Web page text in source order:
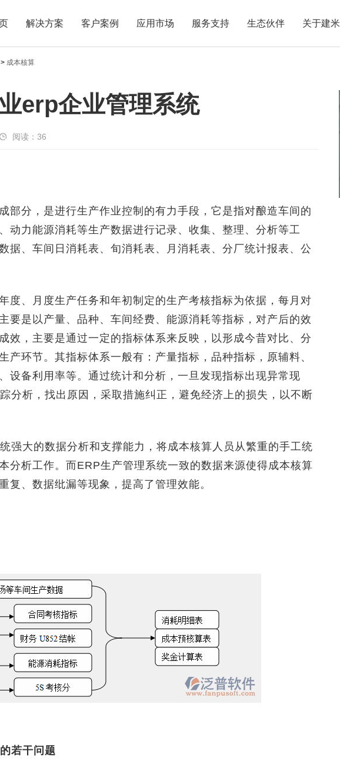
解决方案 客户案例 应用市场 服务支持 生态伙伴 关于建米
> 成本核算
erp企业管理系统
阅读： 36
分，是进行生产作业控制的有力手段，它是指对酿造车间的
动力能源消耗等生产数据进行记录、收集、整理、分析等工
据、车间日消耗表、旬消耗表、月消耗表、分厂统计报表、公
、月度生产任务和年初制定的生产考核指标为依据，每月对
要是以产量、品种、车间经费、能源消耗等指标，对产后的效
效，主要是通过一定的指标体系来反映，以形成今昔对比、分
产环节。其指标体系一般有：产量指标，品种指标，原辅料、
设备利用率等。通过统计和分析，一旦发现指标出现异常现
分析，找出原因，采取措施纠正，避免经济上的损失，以不断
大的数据分析和支撑能力，将成本核算人员从繁重的手工统
分析工作。而ERP生产管理系统一致的数据来源使得成本核算
复、数据纰漏等现象，提高了管理效能。
若干问题